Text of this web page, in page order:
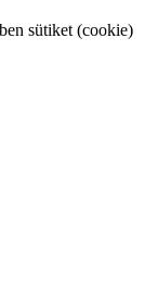
sütiket (cookie)